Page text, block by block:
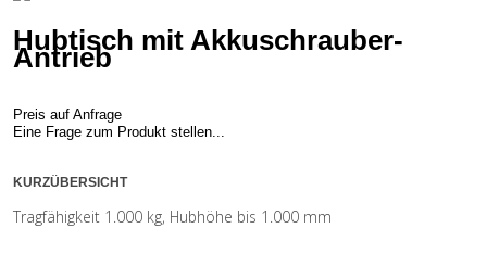
Hubtisch mit Akkuschrauber-
Antrieb
Preis auf Anfrage
Eine Frage zum Produkt stellen...
KURZÜBERSICHT
Tragfähigkeit 1.000 kg, Hubhöhe bis 1.000 mm